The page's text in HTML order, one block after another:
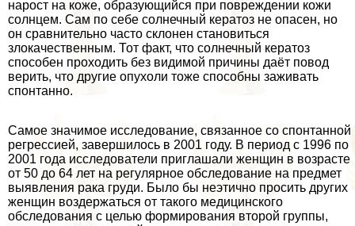
нарост на коже, образующийся при повреждении кожи
солнцем. Сам по себе солнечный кератоз не опасен, но
он сравнительно часто склонен становиться
злокачественным. Тот факт, что солнечный кератоз
способен проходить без видимой причины даёт повод
верить, что другие опухоли тоже способны заживать
спонтанно.
Самое значимое исследование, связанное со спонтанной
регрессией, завершилось в 2001 году. В период с 1996 по
2001 года исследователи приглашали женщин в возрасте
от 50 до 64 лет на регулярное обследование на предмет
выявления paка гpyди. Было бы неэтично просить других
женщин воздержаться от такого медицинского
обследования с целью формирования второй группы,